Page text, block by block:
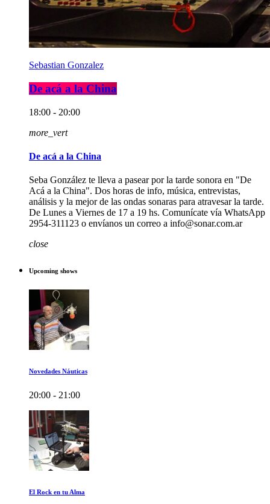
Sebastian Gonzalez
De acá a la China
18:00 - 20:00
more_vert
De acá a la China
Seba González te lleva a pasear por la tarde sonora en "De
Acá a la China". Dos horas de info, música, entrevistas,
análisis y la mejor de las ondas sonaras para atravesar la tarde.
De Lunes a Viernes de 17 a 19 hs. Comunícate vía WhatsApp
2954-311123 o envíanos un correo a info@sonar.com.ar
close
Upcoming shows
Novedades Náuticas
20:00 - 21:00
El Rock en tu Alma